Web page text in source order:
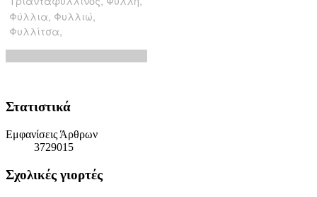
Στατιστικά
Εμφανίσεις Άρθρων
3729015
Σχολικές γιορτές